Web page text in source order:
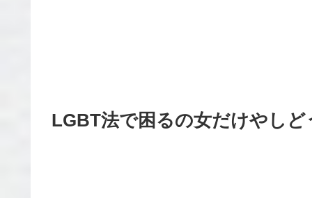
LGBT法で困るの女だけやし